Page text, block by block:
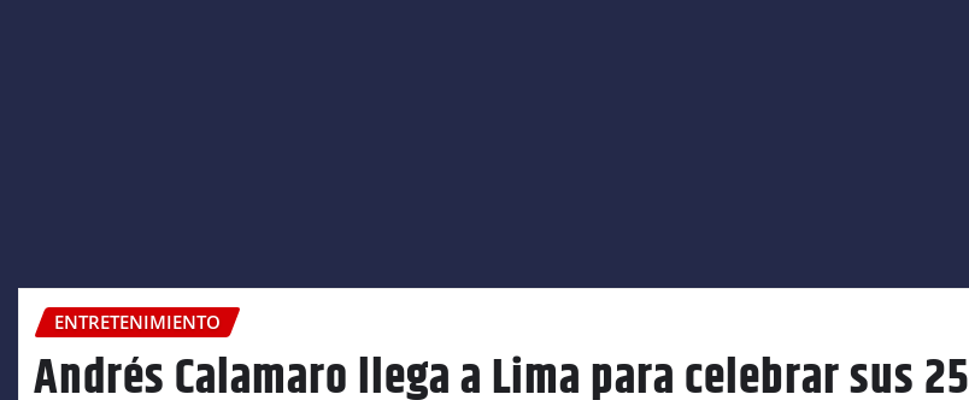
ENTRETENIMIENTO
Andrés Calamaro llega a Lima para celebrar sus 25